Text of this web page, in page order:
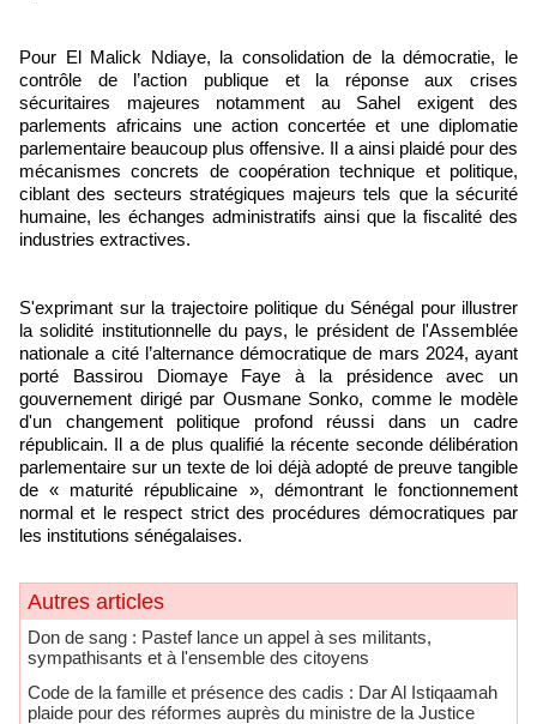
Pour El Malick Ndiaye, la consolidation de la démocratie, le
contrôle de l’action publique et la réponse aux crises
sécuritaires majeures notamment au Sahel exigent des
parlements africains une action concertée et une diplomatie
parlementaire beaucoup plus offensive. Il a ainsi plaidé pour des
mécanismes concrets de coopération technique et politique,
ciblant des secteurs stratégiques majeurs tels que la sécurité
humaine, les échanges administratifs ainsi que la fiscalité des
industries extractives.
S'exprimant sur la trajectoire politique du Sénégal pour illustrer
la solidité institutionnelle du pays, le président de l'Assemblée
nationale a cité l’alternance démocratique de mars 2024, ayant
porté Bassirou Diomaye Faye à la présidence avec un
gouvernement dirigé par Ousmane Sonko, comme le modèle
d'un changement politique profond réussi dans un cadre
républicain. Il a de plus qualifié la récente seconde délibération
parlementaire sur un texte de loi déjà adopté de preuve tangible
de « maturité républicaine », démontrant le fonctionnement
normal et le respect strict des procédures démocratiques par
les institutions sénégalaises.
Autres articles
Don de sang : Pastef lance un appel à ses militants,
sympathisants et à l'ensemble des citoyens
Code de la famille et présence des cadis : Dar Al Istiqaamah
plaide pour des réformes auprès du ministre de la Justice